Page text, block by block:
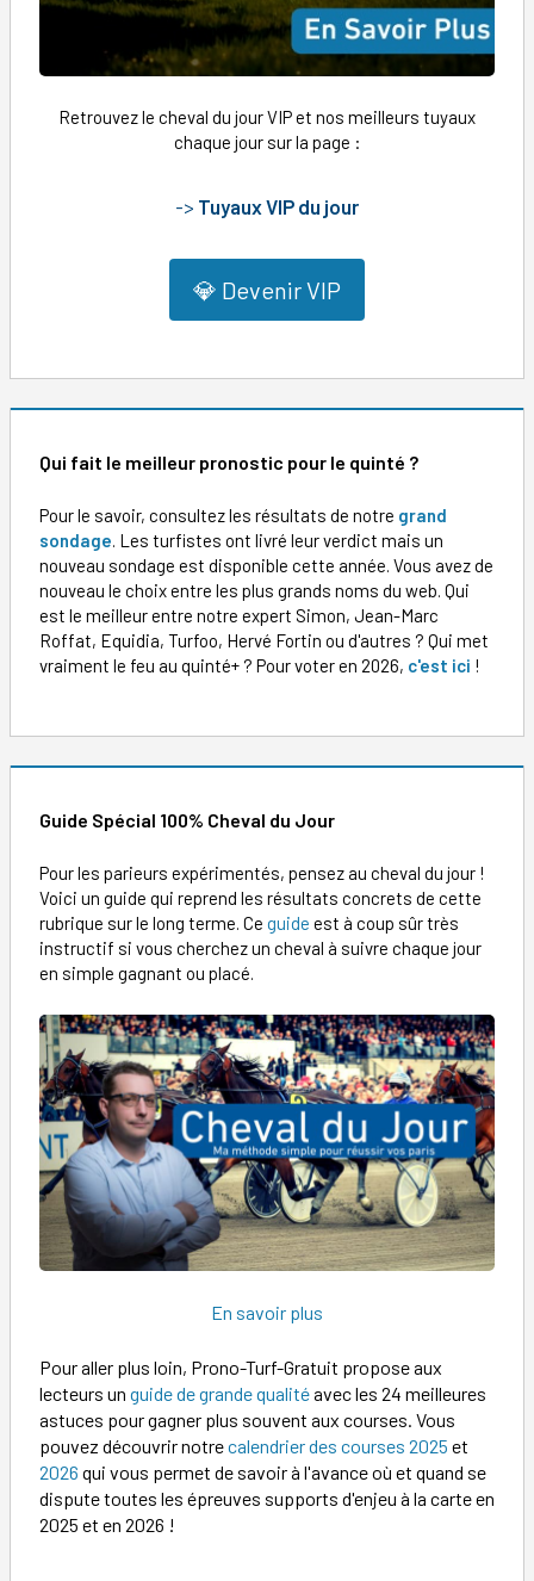
Retrouvez le cheval du jour VIP et nos meilleurs tuyaux
chaque jour sur la page :
-> Tuyaux VIP du jour
💎 Devenir VIP
Qui fait le meilleur pronostic pour le quinté ?
Pour le savoir, consultez les résultats de notre grand
sondage. Les turfistes ont livré leur verdict mais un
nouveau sondage est disponible cette année. Vous avez de
nouveau le choix entre les plus grands noms du web. Qui
est le meilleur entre notre expert Simon, Jean-Marc
Roffat, Equidia, Turfoo, Hervé Fortin ou d'autres ? Qui met
vraiment le feu au quinté+ ? Pour voter en 2026, c'est ici !
Guide Spécial 100% Cheval du Jour
Pour les parieurs expérimentés, pensez au cheval du jour !
Voici un guide qui reprend les résultats concrets de cette
rubrique sur le long terme. Ce guide est à coup sûr très
instructif si vous cherchez un cheval à suivre chaque jour
en simple gagnant ou placé.
En savoir plus
Pour aller plus loin, Prono-Turf-Gratuit propose aux
lecteurs un guide de grande qualitéavec les 24 meilleures
astuces pour gagner plus souvent aux courses. Vous
pouvez découvrir notrecalendrier des courses 2025 et
2026 qui vous permet de savoir à l'avance où et quand se
dispute toutes les épreuves supports d'enjeu à la carte en
2025 et en 2026 !